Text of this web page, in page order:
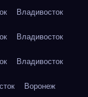
Владивосток
Владивосток
Владивосток
Воронеж